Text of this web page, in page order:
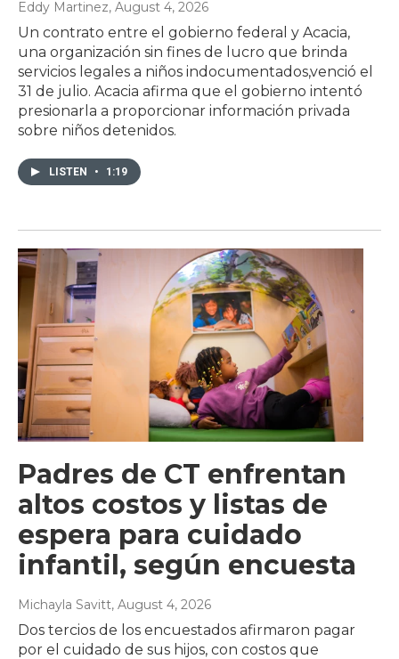
Eddy Martinez, August 4, 2026
Un contrato entre el gobierno federal y Acacia,
una organización sin fines de lucro que brinda
servicios legales a niños indocumentados,venció el
31 de julio. Acacia afirma que el gobierno intentó
presionarla a proporcionar información privada
sobre niños detenidos.
LISTEN • 1:19
Padres de CT enfrentan
altos costos y listas de
espera para cuidado
infantil, según encuesta
Michayla Savitt, August 4, 2026
Dos tercios de los encuestados afirmaron pagar
por el cuidado de sus hijos, con costos que